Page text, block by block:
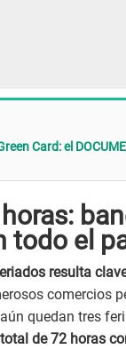
Card: el
todo el
resulta
comercios
quedan tres
de 72 horas